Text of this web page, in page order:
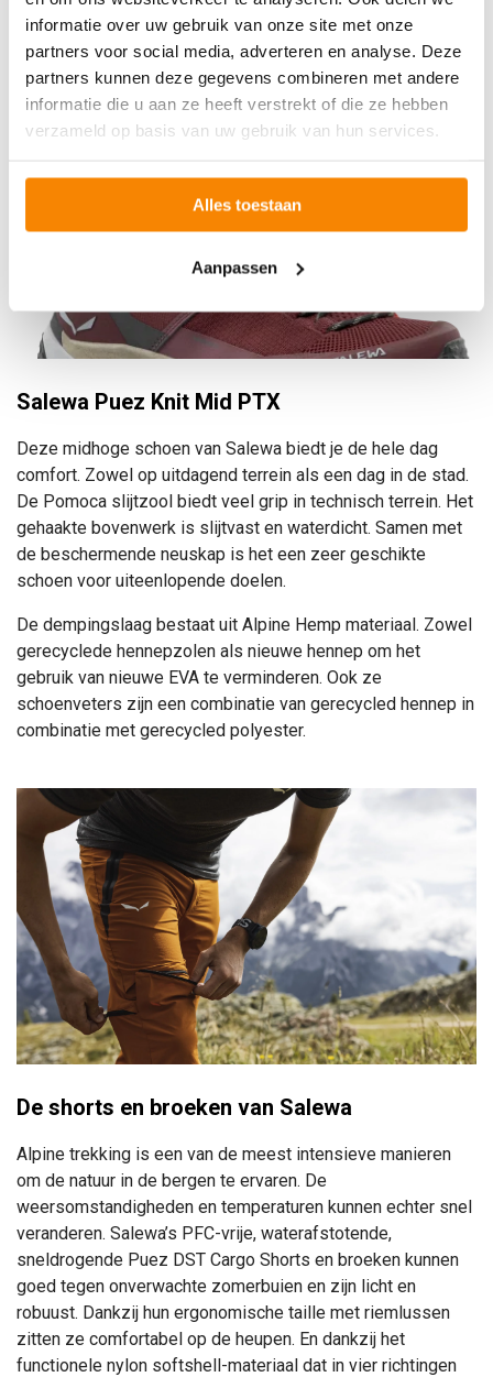
informatie over uw gebruik van onze site met onze
partners voor social media, adverteren en analyse. Deze
partners kunnen deze gegevens combineren met andere
informatie die u aan ze heeft verstrekt of die ze hebben
verzameld op basis van uw gebruik van hun services.
Alles toestaan
Aanpassen
Committed.
Salewa Puez Knit Mid PTX
Deze midhoge schoen van Salewa biedt je de hele dag
comfort. Zowel op uitdagend terrein als een dag in de stad.
De Pomoca slijtzool biedt veel grip in technisch terrein. Het
gehaakte bovenwerk is slijtvast en waterdicht. Samen met
de beschermende neuskap is het een zeer geschikte
schoen voor uiteenlopende doelen.
De dempingslaag bestaat uit Alpine Hemp materiaal. Zowel
gerecyclede hennepzolen als nieuwe hennep om het
gebruik van nieuwe EVA te verminderen. Ook ze
schoenveters zijn een combinatie van gerecycled hennep in
combinatie met gerecycled polyester.
De shorts en broeken van Salewa
Alpine trekking is een van de meest intensieve manieren
om de natuur in de bergen te ervaren. De
weersomstandigheden en temperaturen kunnen echter snel
veranderen. Salewa’s PFC-vrije, waterafstotende,
sneldrogende Puez DST Cargo Shorts en broeken kunnen
goed tegen onverwachte zomerbuien en zijn licht en
robuust. Dankzij hun ergonomische taille met riemlussen
zitten ze comfortabel op de heupen. En dankzij het
functionele nylon softshell-materiaal dat in vier richtingen